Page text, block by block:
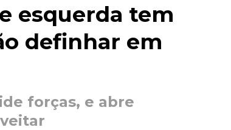
esquerda tem
definhar em
forças, e abre